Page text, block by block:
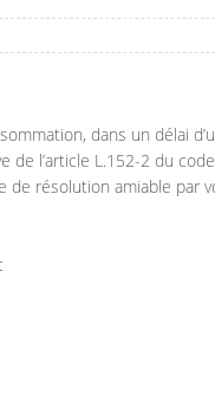
dans un délai
de l’article L.152-2 du
de résolution amiable par